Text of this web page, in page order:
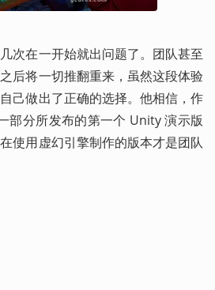
次在一开始就出问题了。团队甚至
后将一切推翻重来，虽然这段体验
己做出了正确的选择。他相信，作
部分所发布的第一个 Unity 演示版
使用虚幻引擎制作的版本才是团队